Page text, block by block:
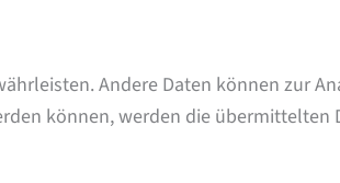
Andere Daten können zur
können, werden die übermittelten